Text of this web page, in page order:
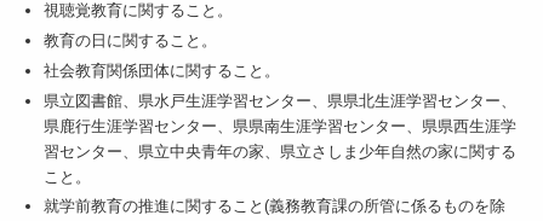
視聴覚教育に関すること。
教育の日に関すること。
社会教育関係団体に関すること。
県立図書館、県水戸生涯学習センター、県県北生涯学習センター、
県鹿行生涯学習センター、県県南生涯学習センター、県県西生涯学
習センター、県立中央青年の家、県立さしま少年自然の家に関する
こと。
就学前教育の推進に関すること(義務教育課の所管に係るものを除